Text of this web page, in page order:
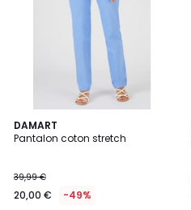
DAMART
Pantalon coton stretch
39,99 €
20,00 € -49%